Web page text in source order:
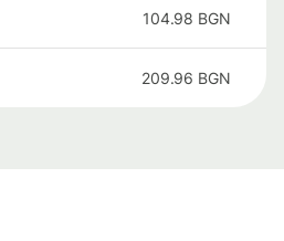
104.98 BGN
209.96 BGN